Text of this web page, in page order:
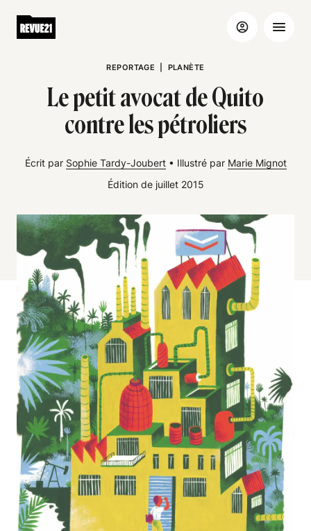
REPORTAGE PLANÈTE
Le petit avocat de Quito
contre les pétroliers
Écrit par Sophie Tardy-Joubert • Illustré par Marie Mignot
Édition de juillet 2015